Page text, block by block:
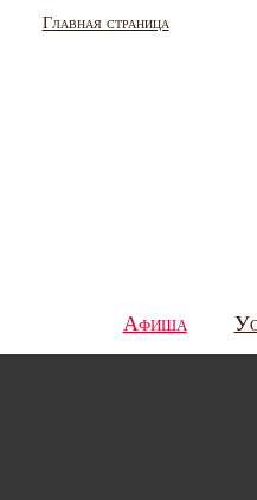
Главная страница
Афиша